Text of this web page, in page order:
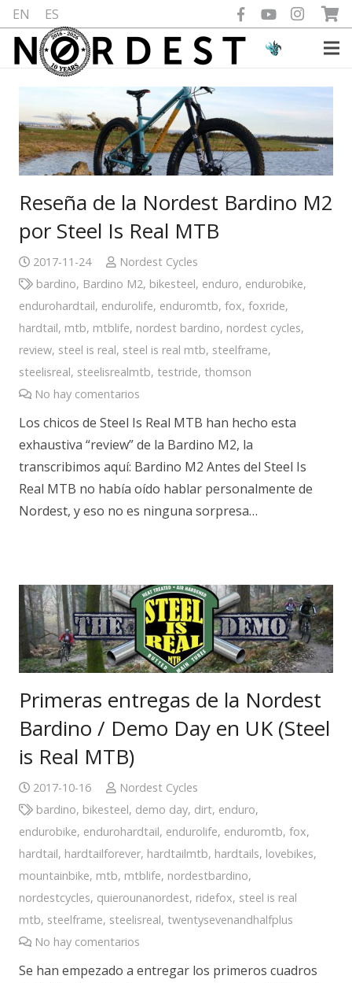
EN ES
Reseña de la Nordest Bardino M2
por Steel Is Real MTB
2017-11-24
Nordest Cycles
bardino, Bardino M2, bikesteel, enduro, endurobike,
endurohardtail, endurolife, enduromtb, fox, foxride,
hardtail, mtb, mtblife, nordest bardino, nordest cycles,
review, steel is real, steel is real mtb, steelframe,
steelisreal, steelisrealmtb, testride, thomson
No hay comentarios
Los chicos de Steel Is Real MTB han hecho esta
exhaustiva “review” de la Bardino M2, la
transcribimos aquí: Bardino M2 Antes del Steel Is
Real MTB no había oído hablar personalmente de
Nordest, y eso no es ninguna sorpresa…
Primeras entregas de la Nordest
Bardino / Demo Day en UK (Steel
is Real MTB)
2017-10-16
Nordest Cycles
bardino, bikesteel, demo day, dirt, enduro,
endurobike, endurohardtail, endurolife, enduromtb, fox,
hardtail, hardtailforever, hardtailmtb, hardtails, lovebikes,
mountainbike, mtb, mtblife, nordestbardino,
nordestcycles, quierounanordest, ridefox, steel is real
mtb, steelframe, steelisreal, twentysevenandhalfplus
No hay comentarios
Se han empezado a entregar los primeros cuadros